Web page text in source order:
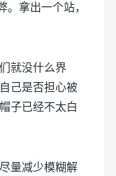
拿出一个站，
就没什么界
己是否担心被
子已经不太白
量减少模糊解